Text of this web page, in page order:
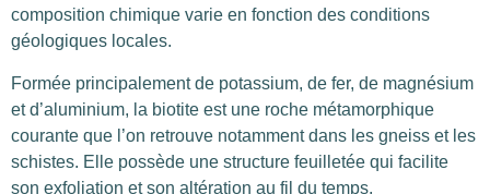
composition chimique varie en fonction des conditions
géologiques locales.
Formée principalement de potassium, de fer, de magnésium
et d’aluminium, la biotite est une roche métamorphique
courante que l’on retrouve notamment dans les gneiss et les
schistes. Elle possède une structure feuilletée qui facilite
son exfoliation et son altération au fil du temps.